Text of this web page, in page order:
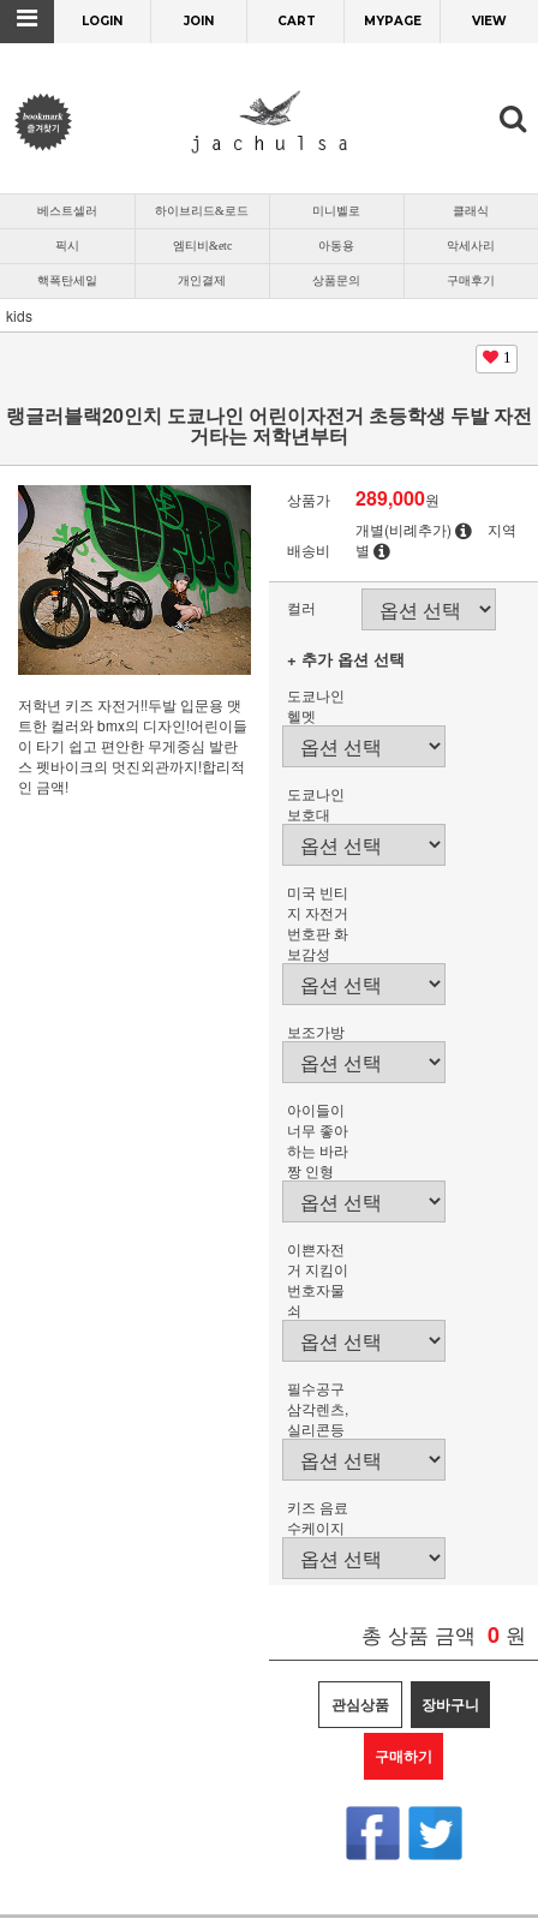
LOGIN JOIN CART MYPAGE VIEW
베스트셀러 하이브리드&로드 미니벨로 클래식
픽시 엠티비&etc 아동용 악세사리
핵폭탄세일 개인결제 상품문의 구매후기
kids
1
랭글러블랙20인치 도쿄나인 어린이자전거 초등학생 두발 자전
거타는 저학년부터
저학년 키즈 자전거!!두발 입문용 맷
트한 컬러와 bmx의 디자인!어린이들
이 타기 쉽고 편안한 무게중심 발란
스 펫바이크의 멋진외관까지!합리적
인 금액!
상품가 289,000원
배송비
개별(비례추가)
지역
별
컬러
+ 추가 옵션 선택
도쿄나인
헬멧
도쿄나인
보호대
미국 빈티
지 자전거
번호판 화
보감성
보조가방
아이들이
너무 좋아
하는 바라
짱 인형
이쁜자전
거 지킴이
번호자물
쇠
필수공구
삼각렌츠,
실리콘등
키즈 음료
수케이지
총 상품 금액 0 원
관심상품 장바구니
구매하기